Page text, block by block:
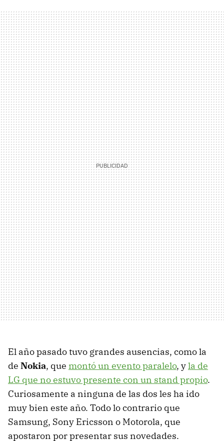
El año pasado tuvo grandes ausencias, como la
de Nokia, que montó un evento paralelo, yla de
LG que no estuvo presente con un stand propio.
Curiosamente a ninguna de las dos les ha ido
muy bien este año. Todo lo contrario que
Samsung, Sony Ericsson o Motorola, que
apostaron por presentar sus novedades.